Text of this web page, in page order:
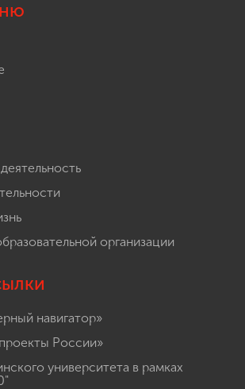
организации
навигатор»
России»
университета в рамках